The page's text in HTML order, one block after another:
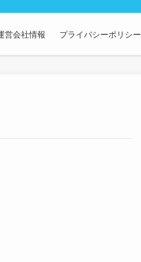
営会社情報 プライバシーポリシー